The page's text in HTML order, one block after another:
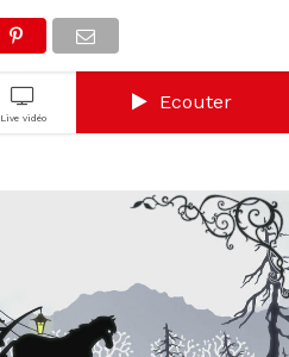
Live vidéo
Ecouter